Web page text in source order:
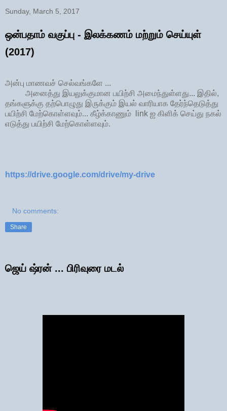
Sunday, March 5, 2017
ஒன்பதாம் வகுப்பு - இலக்கணம் மற்றும் செய்யுள்
(2017)
அன்பு மாணவச் செல்வங்களே ...
அனைத்து இயலுக்குமான பயிற்சி அமைந்துள்ளது... இதில்,
தங்களுக்கு தற்பொழுது இருக்கும் இயல் வாரியாக தேர்ந்தெடுத்து
பயிற்சி மேற்கொள்ளவும்... கீழ்க்காணும் link ஐ கிளிக் செய்து நகல்
எடுத்து பயிற்சி மேற்கொள்ளவும்.
https://drive.google.com/drive/my-drive
No comments:
Share
ஜெய் ஷ்ரன் ... பிரிவுரை மடல்